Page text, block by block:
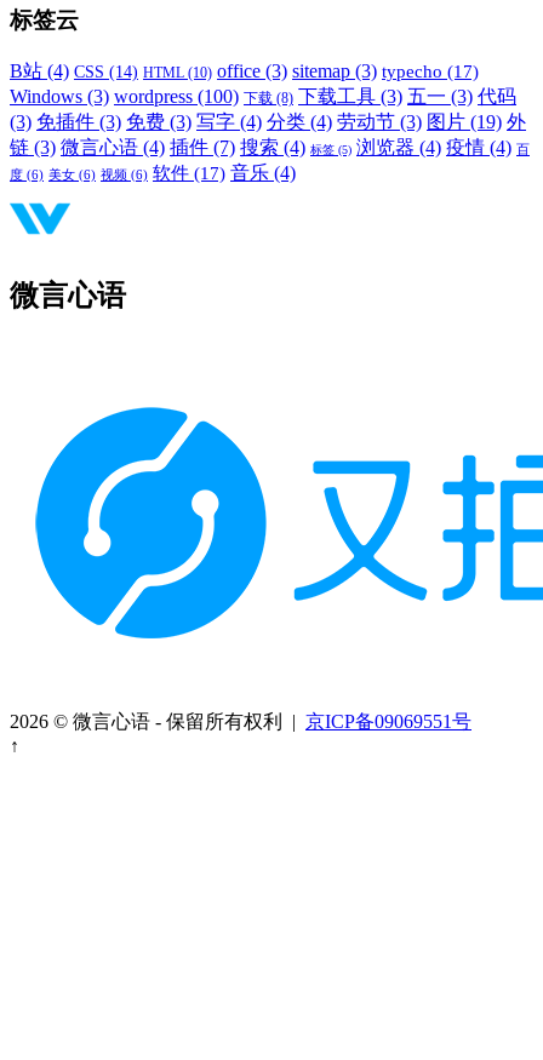
标签云
B站 (4) CSS (14) HTML (10) office (3) sitemap (3) typecho (17)
Windows (3) wordpress (100) 下载 (8) 下载工具 (3) 五一 (3) 代码
(3) 免插件 (3) 免费 (3) 写字 (4) 分类 (4) 劳动节 (3) 图片 (19) 外
链 (3) 微言心语 (4) 插件 (7) 搜索 (4) 标签 (5) 浏览器 (4) 疫情 (4) 百
度 (6) 美女 (6) 视频 (6) 软件 (17) 音乐 (4)
微言心语
2026 © 微言心语 - 保留所有权利 | 京ICP备09069551号
↑